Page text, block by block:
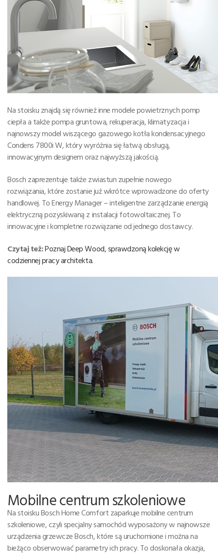
Na stoisku znajdą się również inne modele powietrznych pomp
ciepła a także pompa gruntowa, rekuperacja, klimatyzacja i
najnowszy model wiszącego gazowego kotła kondensacyjnego
Condens 7800i W, który wyróżnia się łatwą obsługą,
innowacyjnym designem oraz najwyższą jakością.
Bosch zaprezentuje także zwiastun zupełnie nowego
rozwiązania, które zostanie już wkrótce wprowadzone do oferty
handlowej. To Energy Manager – inteligentne zarządzanie energią
elektryczną pozyskiwaną z instalacji fotowoltaicznej. To
innowacyjne i kompletne rozwiązanie od jednego dostawcy.
Czytaj też:Poznaj Deep Wood, sprawdzoną kolekcję w
codziennej pracy architekta.
Mobilne centrum szkoleniowe
Na stoisku Bosch Home Comfort zaparkuje mobilne centrum
szkoleniowe, czyli specjalny samochód wyposażony w najnowsze
urządzenia grzewcze Bosch, które są uruchomione i można na
bieżąco obserwować parametry ich pracy. To doskonała okazja,